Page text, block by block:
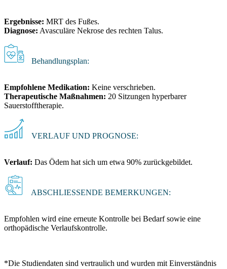
Ergebnisse: MRT des Fußes.
Diagnose: Avasculäre Nekrose des rechten Talus.
Behandlungsplan:
Empfohlene Medikation: Keine verschrieben.
Therapeutische Maßnahmen: 20 Sitzungen hyperbarer
Sauerstofftherapie.
VERLAUF UND PROGNOSE:
Verlauf: Das Ödem hat sich um etwa 90% zurückgebildet.
ABSCHLIESSENDE BEMERKUNGEN:
Empfohlen wird eine erneute Kontrolle bei Bedarf sowie eine
orthopädische Verlaufskontrolle.
*Die Studiendaten sind vertraulich und wurden mit Einverständnis